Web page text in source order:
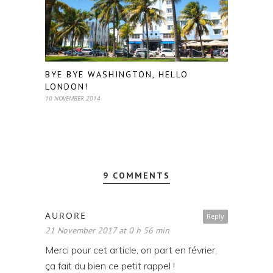
BYE BYE WASHINGTON, HELLO
LONDON!
10 NOVEMBER 2014
9 COMMENTS
Reply
AURORE
21 November 2017 at 0 h 56 min
Merci pour cet article, on part en février,
ça fait du bien ce petit rappel !